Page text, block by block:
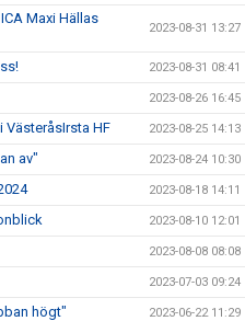
Maxi Hällas
2023-08-31 13:27
2023-08-31 08:41
2023-08-26 16:45
HF 2023-08-25 14:13
av" 2023-08-24 10:30
2023-08-18 14:11
2023-08-10 12:01
2023-08-08 08:08
2023-07-03 09:24
högt" 2023-06-22 11:29